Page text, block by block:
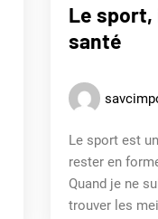
Le
santé
Le sport est
rester en
Quand je ne
trouver les